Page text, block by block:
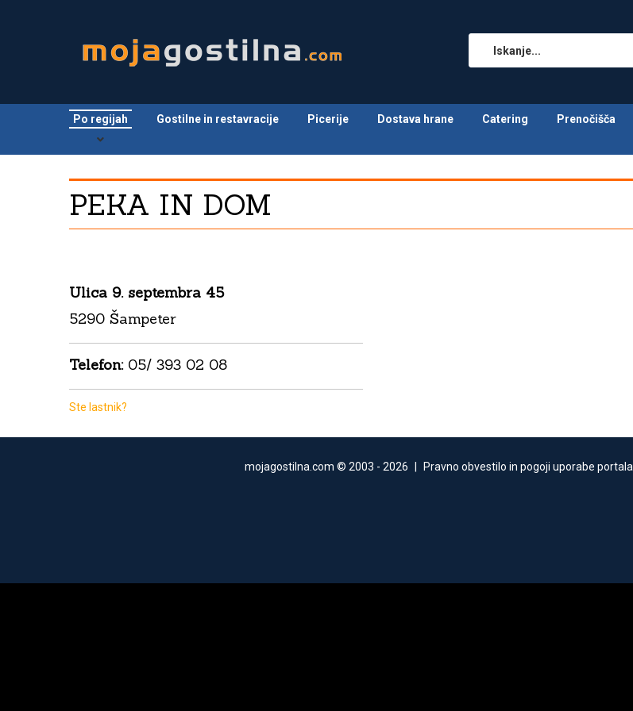
Po regijah Gostilne in restavracije Picerije Dostava hrane Catering Prenočišča
PEKA IN DOM
Ulica 9. septembra 45
5290 Šampeter
Telefon:05/ 393 02 08
Ste lastnik?
mojagostilna.com © 2003 - 2026 Pravno obvestilo in pogoji uporabe portala